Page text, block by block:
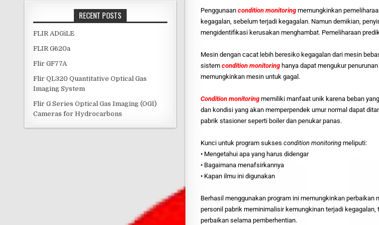
Penggunaancondition monitoring memungkinkan
kegagalan, sebelum terjadi kegagalan. Namun demikian,
mengidentifikasi kerusakan menghambat. Pemeliharaan
Mesin dengan cacat lebih beresiko kegagalan dari mesin
sistemcondition monitoring hanya dapat mengukur
memungkinkan mesin untuk gagal.
Condition monitoring memiliki manfaat unik karena beban
dan kondisi yang akan memperpendek umur normal dapat
pabrik stasioner seperti boiler dan penukar panas.
Kunci untuk program suksescondition monitoring meliputi:
• Mengetahui apa yang harus didengar
• Bagaimana menafsirkannya
• Kapan ilmu ini digunakan
Berhasil menggunakan program ini memungkinkan
personil pabrik meminimalisir kemungkinan terjadi
perbaikan selama pemberhentian.
RECENT POSTS
FLIR ADGiLE
FLIR G620a
Flir GF77A
Flir QL320 Quantitative Optical Gas
Imaging System
Flir G Series Optical Gas Imaging (OGI)
Cameras for Hydrocarbons